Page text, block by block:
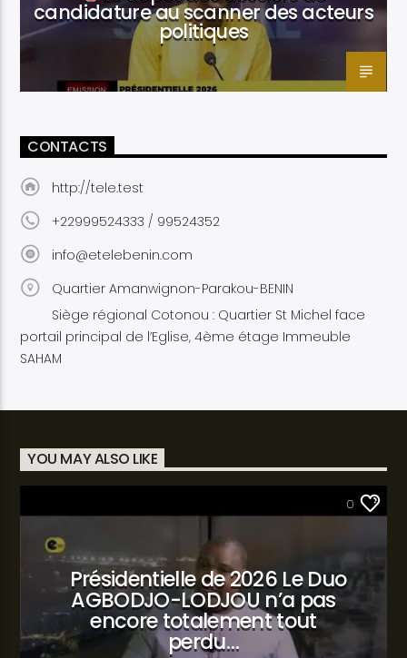
candidature au scanner des acteurs
politiques
CONTACTS
http://tele.test
+22999524333 / 99524352
info@etelebenin.com
Quartier Amanwignon-Parakou-BENIN
Siège régional Cotonou : Quartier St Michel face
portail principal de l’Eglise, 4ème étage Immeuble
SAHAM
YOU MAY ALSO LIKE
0
Présidentielle de 2026 Le Duo
AGBODJO-LODJOU n’a pas
encore totalement tout
perdu…